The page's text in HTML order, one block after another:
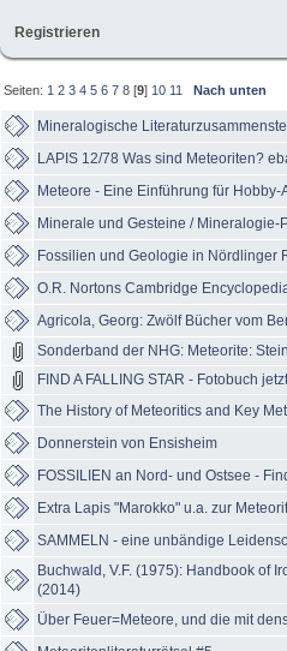
Registrieren
Seiten: 1 2 3 4 5 6 7 8 [9] 10 11 Nach unten
Mineralogische
LAPIS 12/78 Was sind Meteoriten?
Meteore - Eine Einführung für
Minerale und Gesteine / Mineralogie-
Fossilien und Geologie in Nördlinger
O.R. Nortons Cambridge
Agricola, Georg: Zwölf Bücher vom
Sonderband der NHG: Meteorite:
FIND A FALLING STAR - Fotobuch
The History of Meteoritics and Key
Donnerstein von Ensisheim
FOSSILIEN an Nord- und Ostsee -
Extra Lapis "Marokko" u.a. zur
SAMMELN - eine unbändige
Buchwald, V.F. (1975): Handbook of
(2014)
Über Feuer=Meteore, und die mit